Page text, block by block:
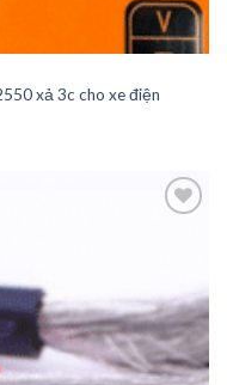
xả 3c cho xe điện